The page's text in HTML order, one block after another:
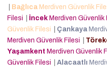
Bağlıca Merdiven Güvenlik
Filesi
İncek Merdiven Güvenlik
Güvenlik Filesi
Çankaya
Merdiven Güvenlik Filesi
Yaşamkent Merdiven Güvenlik
Güvenlik Filesi
Alacaatlı